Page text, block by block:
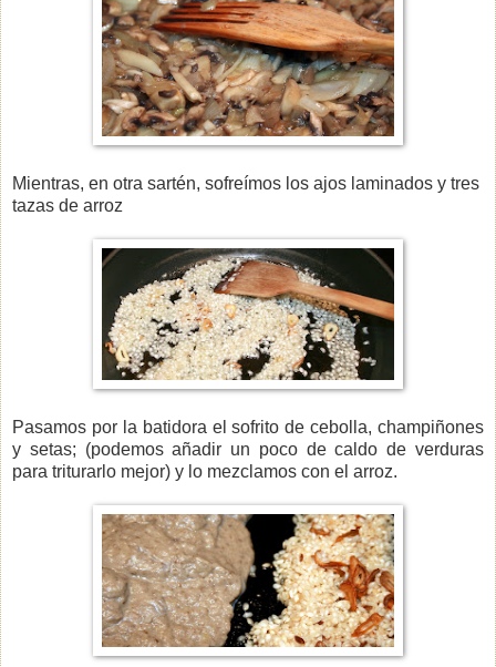
Mientras, en otra sartén, sofreímos los ajos laminados y tres
tazas de arroz
Pasamos por la batidora el sofrito de cebolla, champiñones
y setas; (podemos añadir un poco de caldo de verduras
para triturarlo mejor) y lo mezclamos con el arroz.